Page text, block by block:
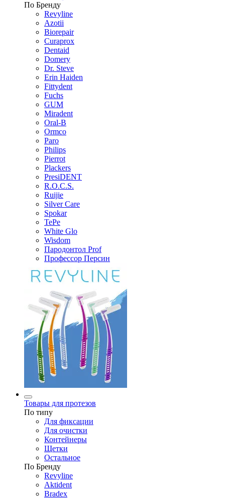
По Бренду
Revyline
Azotii
Biorepair
Curaprox
Dentaid
Domery
Dr. Steve
Erin Haiden
Fittydent
Fuchs
GUM
Miradent
Oral-B
Ormco
Paro
Philips
Pierrot
Plackers
PresiDENT
R.O.C.S.
Ruijie
Silver Care
Spokar
TePe
White Glo
Wisdom
Пародонтол Prof
Профессор Персин
Товары для протезов
По типу
Для фиксации
Для очистки
Контейнеры
Щетки
Остальное
По Бренду
Revyline
Aktident
Bradex